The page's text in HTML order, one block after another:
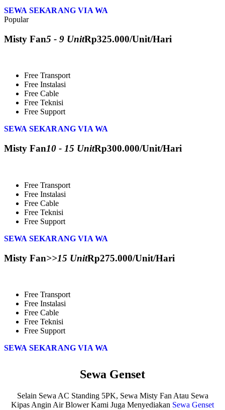
SEWA SEKARANG VIA WA
Popular
Misty Fan5 - 9 UnitRp325.000/Unit/Hari
Free Transport
Free Instalasi
Free Cable
Free Teknisi
Free Support
SEWA SEKARANG VIA WA
Misty Fan10 - 15 UnitRp300.000/Unit/Hari
Free Transport
Free Instalasi
Free Cable
Free Teknisi
Free Support
SEWA SEKARANG VIA WA
Misty Fan>>15 UnitRp275.000/Unit/Hari
Free Transport
Free Instalasi
Free Cable
Free Teknisi
Free Support
SEWA SEKARANG VIA WA
Sewa Genset
Selain Sewa AC Standing 5PK, Sewa Misty Fan Atau Sewa
Kipas Angin Air Blower Kami Juga Menyediakan Sewa Genset